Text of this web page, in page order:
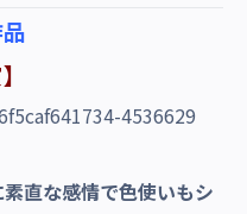
直な感情で色使いもシ